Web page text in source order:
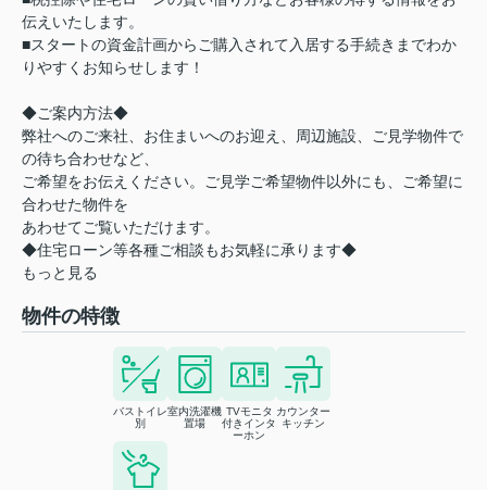
伝えいたします。
■スタートの資金計画からご購入されて入居する手続きまでわか
りやすくお知らせします！
◆ご案内方法◆
弊社へのご来社、お住まいへのお迎え、周辺施設、ご見学物件で
の待ち合わせなど、
ご希望をお伝えください。ご見学ご希望物件以外にも、ご希望に
合わせた物件を
あわせてご覧いただけます。
◆住宅ローン等各種ご相談もお気軽に承ります◆
もっと見る
物件の特徴
バストイレ
別
室内洗濯機
置場
TVモニタ
付きインタ
ーホン
カウンター
キッチン